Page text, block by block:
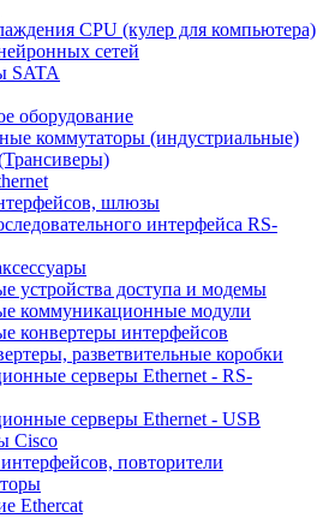
CPU (кулер для компьютера)
сетей
SATA
оборудование
коммутаторы (индустриальные)
шлюзы
интерфейса RS-
устройства доступа и модемы
коммуникационные модули
конвертеры интерфейсов
разветвительные коробки
серверы Ethernet - RS-
серверы Ethernet - USB
Cisco
повторители
Ethercat